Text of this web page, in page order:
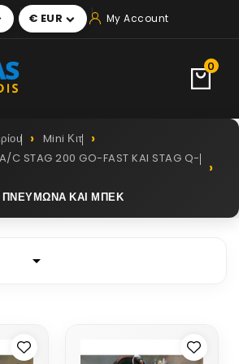
€ EUR  My Account
0
Mini Κιτ
STAG 200 GO-FAST KAI STAG Q-
ΠΝΕΥΜΩΝΑ ΚΑΙ ΜΠΕΚ
